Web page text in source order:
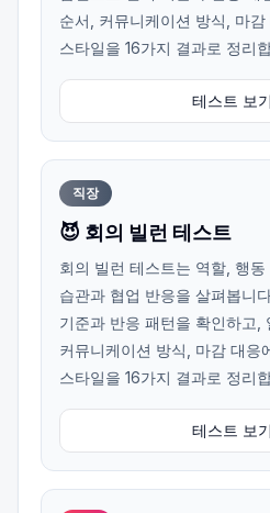
순서, 커뮤니케이션 방식, 마
스타일을 16가지 결과로 정리
테스트 보기
직장
😈 회의 빌런 테스트
회의 빌런 테스트는 역할, 행
습관과 협업 반응을 살펴봅니
기준과 반응 패턴을 확인하고,
커뮤니케이션 방식, 마감 대응
스타일을 16가지 결과로 정리
테스트 보기